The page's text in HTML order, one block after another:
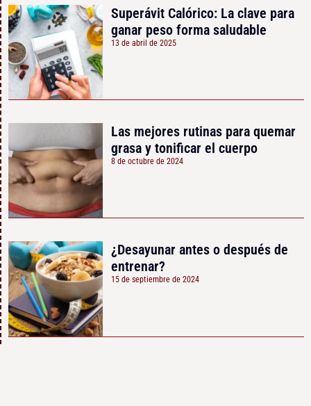
Superávit Calórico: La clave para
ganar peso forma saludable
13 de abril de 2025
Las mejores rutinas para quemar
grasa y tonificar el cuerpo
8 de octubre de 2024
¿Desayunar antes o después de
entrenar?
15 de septiembre de 2024